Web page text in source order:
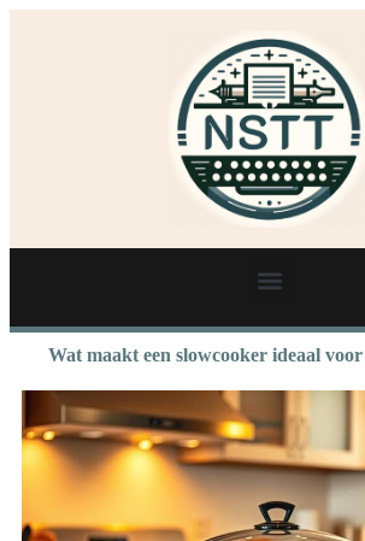
Wat maakt een slowcooker ideaal